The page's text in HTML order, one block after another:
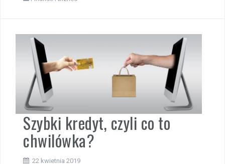
Szybki kredyt, czyli co to
chwilówka?
22 kwietnia 2019